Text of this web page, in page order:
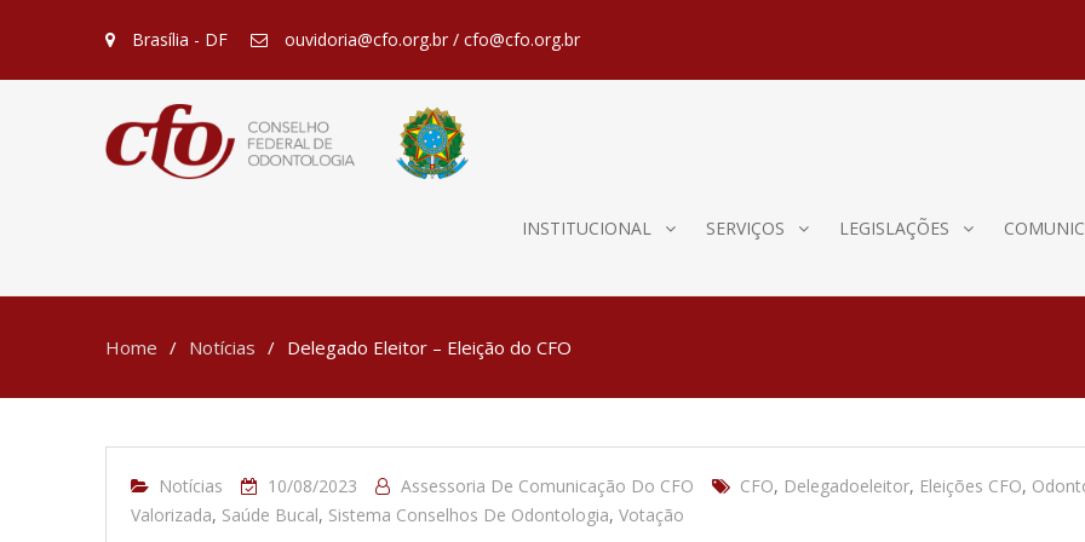
Brasília - DF ouvidoria@cfo.org.br / cfo@cfo.org.br
INSTITUCIONAL SERVIÇOS LEGISLAÇÕES
Home Notícias Delegado Eleitor – Eleição do CFO
Notícias 10/08/2023 Assessoria De Comunicação Do CFO CFO, Delegadoeleitor, Eleições CFO,
Valorizada, Saúde Bucal, Sistema Conselhos De Odontologia, Votação